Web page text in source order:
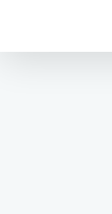
περιεχόμενο